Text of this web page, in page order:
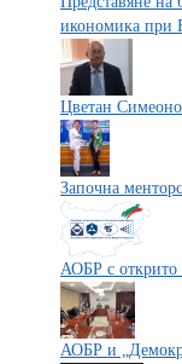
икономика
Цветан
Започна
АОБР с открито
АОБР и